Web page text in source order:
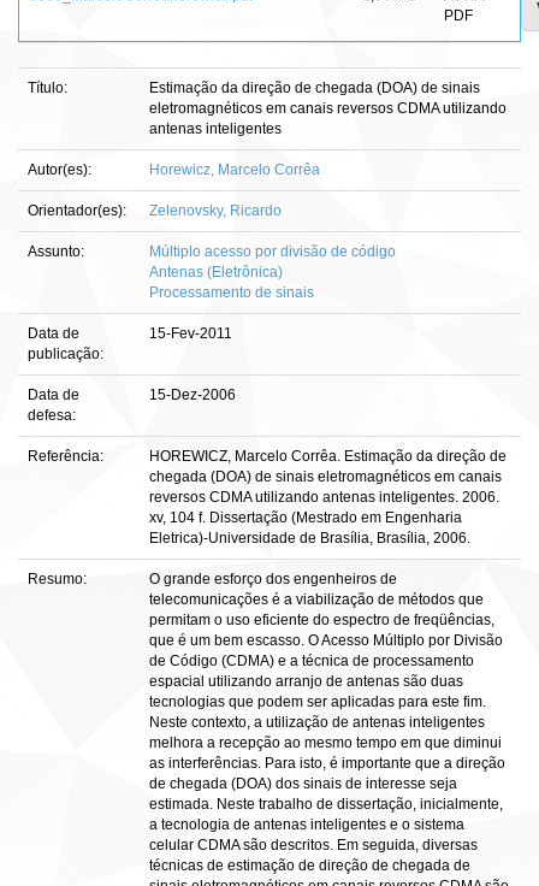
PDF
Título:
Estimação da direção de chegada (DOA) de sinais
eletromagnéticos em canais reversos CDMA utilizando
antenas inteligentes
Autor(es): Horewicz, Marcelo Corrêa
Orientador(es): Zelenovsky, Ricardo
Assunto:
Múltiplo acesso por divisão de código
Antenas (Eletrônica)
Processamento de sinais
Data de
publicação:
15-Fev-2011
Data de
defesa:
15-Dez-2006
Referência:
HOREWICZ, Marcelo Corrêa. Estimação da direção de
chegada (DOA) de sinais eletromagnéticos em canais
reversos CDMA utilizando antenas inteligentes. 2006.
xv, 104 f. Dissertação (Mestrado em Engenharia
Eletrica)-Universidade de Brasília, Brasília, 2006.
Resumo:
O grande esforço dos engenheiros de
telecomunicações é a viabilização de métodos que
permitam o uso eficiente do espectro de freqüências,
que é um bem escasso. O Acesso Múltiplo por Divisão
de Código (CDMA) e a técnica de processamento
espacial utilizando arranjo de antenas são duas
tecnologias que podem ser aplicadas para este fim.
Neste contexto, a utilização de antenas inteligentes
melhora a recepção ao mesmo tempo em que diminui
as interferências. Para isto, é importante que a direção
de chegada (DOA) dos sinais de interesse seja
estimada. Neste trabalho de dissertação, inicialmente,
a tecnologia de antenas inteligentes e o sistema
celular CDMA são descritos. Em seguida, diversas
técnicas de estimação de direção de chegada de